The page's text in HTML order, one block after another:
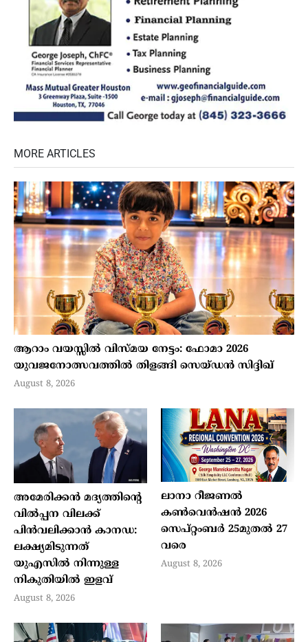
MORE ARTICLES
ആറാം വയസ്സില്‍ വിസ്മയ നേട്ടം: ഫോമാ 2026
യുവജനോത്സവത്തില്‍ തിളങ്ങി സെയ്ഡന്‍ സിദ്ദിഖ്
August 8, 2026
അമേരിക്കന്‍ മദ്യത്തിന്റെ
വില്‍പ്പന വിലക്ക്
പിന്‍വലിക്കാന്‍ കാനഡ:
ലക്ഷ്യമിടുന്നത്
യുഎസില്‍ നിന്നുള്ള
നികുതിയില്‍ ഇളവ്
August 8, 2026
ലാനാ റീജണല്‍
കണ്‍വെന്‍ഷന്‍ 2026
സെപ്റ്റംബര്‍ 25മുതല്‍ 27
വരെ
August 8, 2026